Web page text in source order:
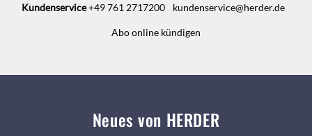
Kundenservice+49 761 2717200 kundenservice@herder.de
Abo online kündigen
Neues von HERDER